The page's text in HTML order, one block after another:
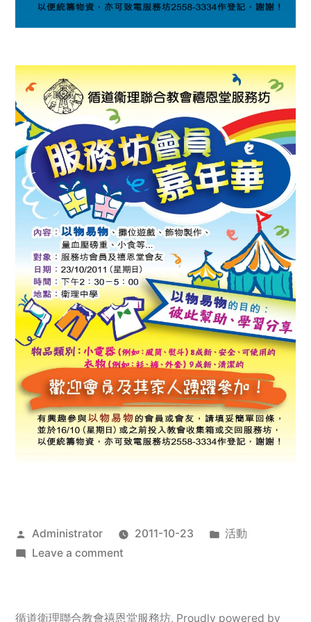
Posted
by
Administrator 2011-10-23
Posted
活動
Leave a commenton
服
循道衛理聯合教會禧恩堂服務坊, Proudly powered by